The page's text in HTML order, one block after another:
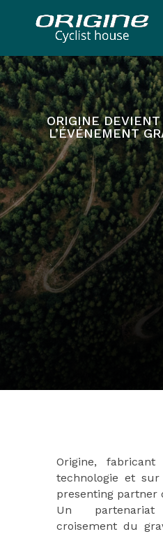
ORIGINE
L’ÉVÉNEMENT
Origine,
technologie et
presenting partner
Un
croisement du